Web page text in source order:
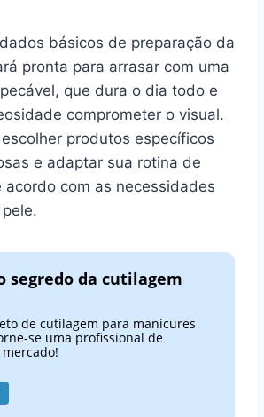
básicos de preparação da
pronta para arrasar com uma
que dura o dia todo e
comprometer o visual.
produtos específicos
e adaptar sua rotina de
acordo com as necessidades
segredo da cutilagem
de cutilagem para manicures
se uma profissional de